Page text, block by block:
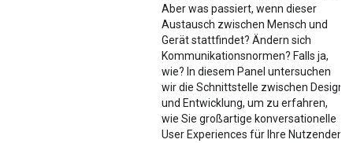
Aber was passiert, wenn dieser
Austausch zwischen Mensch und
Gerät stattfindet? Ändern sich
Kommunikationsnormen? Falls ja,
wie? In diesem Panel untersuchen
wir die Schnittstelle zwischen Design
und Entwicklung, um zu erfahren,
wie Sie großartige konversationelle
User Experiences für Ihre Nutzenden